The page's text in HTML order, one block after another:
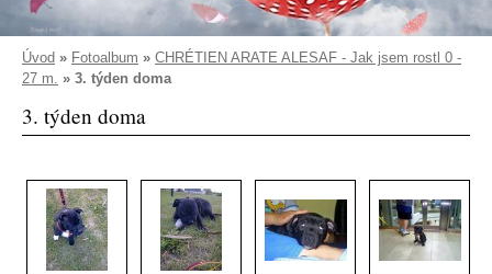
Úvod » Fotoalbum » CHRÉTIEN ARATE ALESAF - Jak jsem rostl 0 -
27 m. » 3. týden doma
3. týden doma